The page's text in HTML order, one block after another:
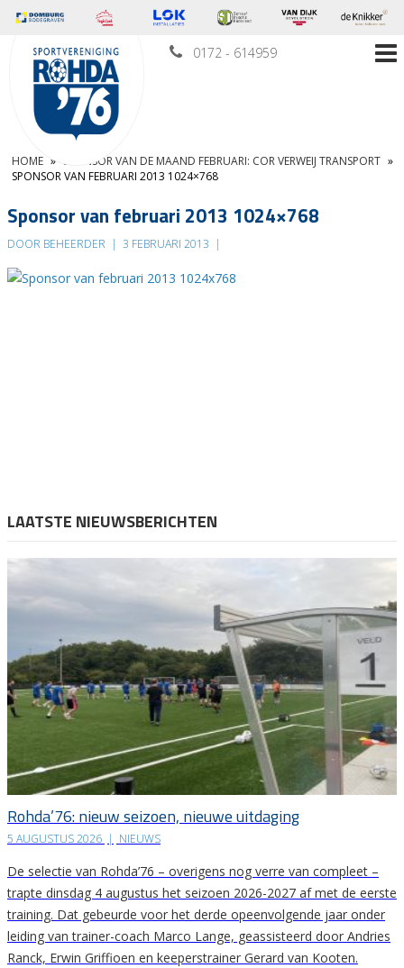
0172 - 614959
HOME » SPONSOR VAN DE MAAND FEBRUARI: COR VERWEIJ TRANSPORT »
SPONSOR VAN FEBRUARI 2013 1024×768
Sponsor van februari 2013 1024×768
DOOR BEHEERDER | 3 FEBRUARI 2013 |
LAATSTE NIEUWSBERICHTEN
Rohda’76: nieuw seizoen, nieuwe uitdaging
5 AUGUSTUS 2026 | NIEUWS
De selectie van Rohda’76 – overigens nog verre van compleet –
trapte dinsdag 4 augustus het seizoen 2026-2027 af met de eerste
training. Dat gebeurde voor het derde opeenvolgende jaar onder
leiding van trainer-coach Marco Lange, geassisteerd door Andries
Ranck, Erwin Griffioen en keeperstrainer Gerard van Kooten.